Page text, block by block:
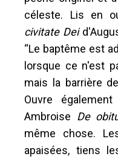
céleste. Lis en
civitate Dei
“Le baptême est
lorsque ce n'est
mais la barrière
Ouvre
Ambroise De
même chose.
apaisées, tiens